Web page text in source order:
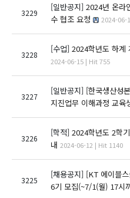
3229
[일반공지] 2024년 온라
수 협조 요청
2024-06-
3228
[수업] 2024학년도 하계
2024-06-15 | Hit 755
3227
[일반공지] [한국생산성
지진업무 이해과정 교육
3226
[학적] 2024학년도 2학
내 2024-06-12 | Hit 1140
3225
[채용공지] [KT 에이블
6기 모집(~7/1(월) 17시